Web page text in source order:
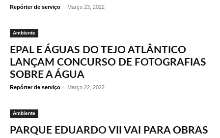
Repórter de serviço - Março 23, 2022
Ambiente
EPAL E ÁGUAS DO TEJO ATLÂNTICO
LANÇAM CONCURSO DE FOTOGRAFIAS
SOBRE A ÁGUA
Repórter de serviço - Março 22, 2022
Ambiente
PARQUE EDUARDO VII VAI PARA OBRAS